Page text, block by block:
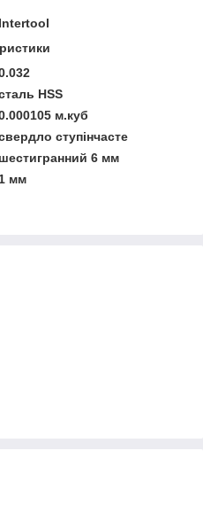
Intertool
HSS
м.куб
ступінчасте
шестигранний 6 мм
1 мм